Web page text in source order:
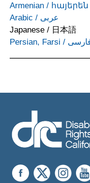
Armenian / հայերեն
Arabic / عربى
Japanese / 日本語
Persian, Farsi /